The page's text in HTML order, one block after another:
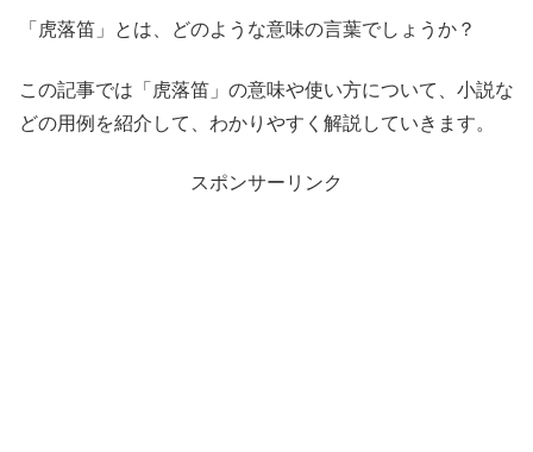
「虎落笛」とは、どのような意味の言葉でしょうか？
この記事では「虎落笛」の意味や使い方について、小説な
どの用例を紹介して、わかりやすく解説していきます。
スポンサーリンク